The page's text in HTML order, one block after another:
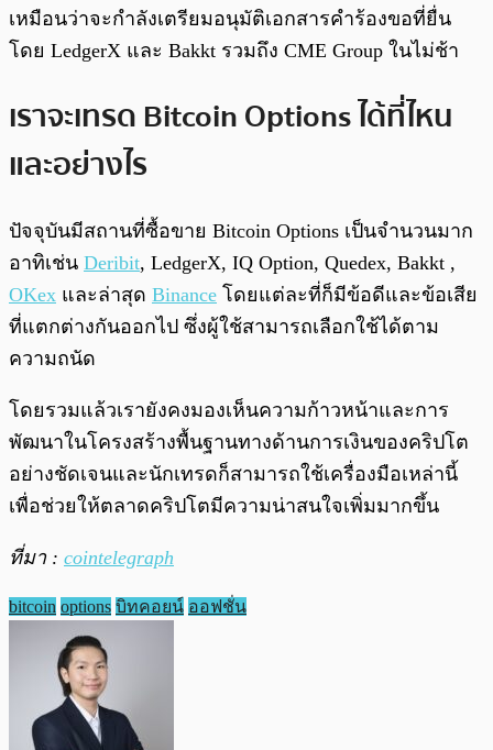
เหมือนว่าจะกำลังเตรียมอนุมัติเอกสารคำร้องขอที่ยื่น
โดย LedgerX และ Bakkt รวมถึง CME Group ในไม่ช้า
เราจะเทรด Bitcoin Options ได้ที่ไหน
และอย่างไร
ปัจจุบันมีสถานที่ซื้อขาย Bitcoin Options เป็นจำนวนมาก
อาทิเช่น Deribit, LedgerX, IQ Option, Quedex, Bakkt ,
OKex และล่าสุด Binance โดยแต่ละที่ก็มีข้อดีและข้อเสีย
ที่แตกต่างกันออกไป ซึ่งผู้ใช้สามารถเลือกใช้ได้ตาม
ความถนัด
โดยรวมแล้วเรายังคงมองเห็นความก้าวหน้าและการ
พัฒนาในโครงสร้างพื้นฐานทางด้านการเงินของคริปโต
อย่างชัดเจนและนักเทรดก็สามารถใช้เครื่องมือเหล่านี้
เพื่อช่วยให้ตลาดคริปโตมีความน่าสนใจเพิ่มมากขึ้น
ที่มา : cointelegraph
bitcoin options บิทคอยน์ ออฟชั่น